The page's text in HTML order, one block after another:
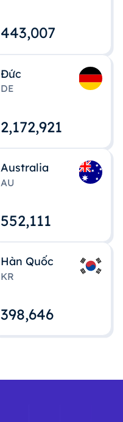
443,008
Đức
DE
2,172,922
Australia
AU
552,112
Hàn Quốc
KR
398,648